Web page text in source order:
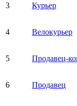
3 Курьер
4 Велокурьер
5 Продавец-
6 Продавец